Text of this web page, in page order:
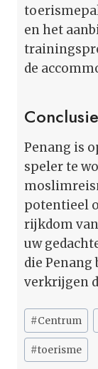
en het
de
Penang is
speler te
potentieel
rijkdom
uw
die
verkrijgen
Bericht
tags:
#Centrum
#toerisme